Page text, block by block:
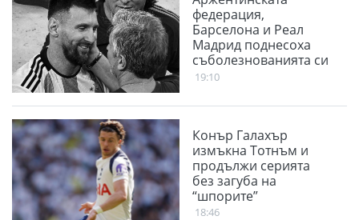
федерация,
Барселона и Реал
Мадрид поднесоха
съболезнованията си
към Меси
19:10
Конър Галахър
измъкна Тотнъм и
продължи серията
без загуба на
“шпорите”
18:46